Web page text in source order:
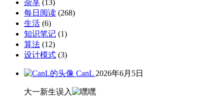
杂享 (13)
每日阅读 (268)
生活 (6)
知识笔记 (1)
算法 (12)
设计模式 (3)
CanL 2026年6月5日
大一新生误入